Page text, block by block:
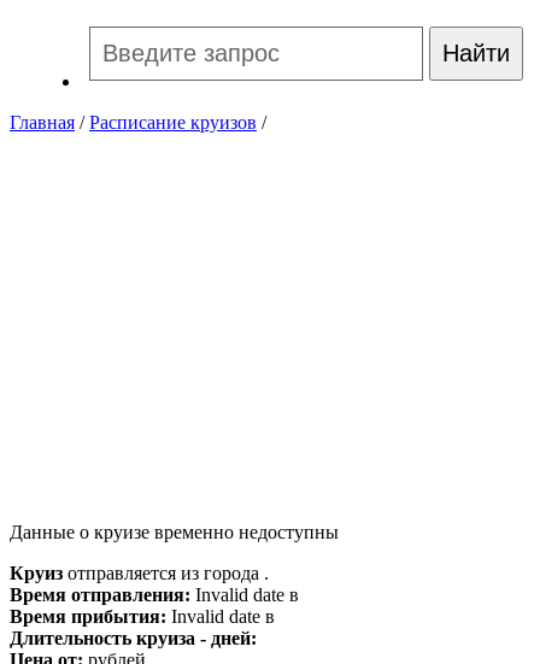
Главная /Расписание круизов /
Данные о круизе временно недоступны
Круиз отправляется из города .
Время отправления: Invalid date в
Время прибытия: Invalid date в
Длительность круиза - дней:
Цена от: рублей